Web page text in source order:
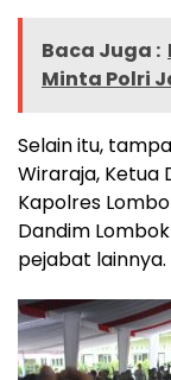
Baca Juga :
Minta Polri
Selain itu,
Wiraraja, Ketua
Kapolres
Dandim
pejabat lainnya.